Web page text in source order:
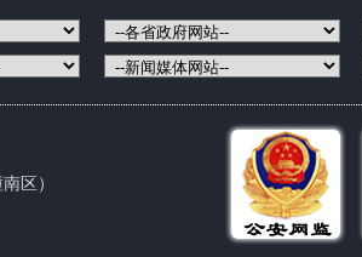
区）